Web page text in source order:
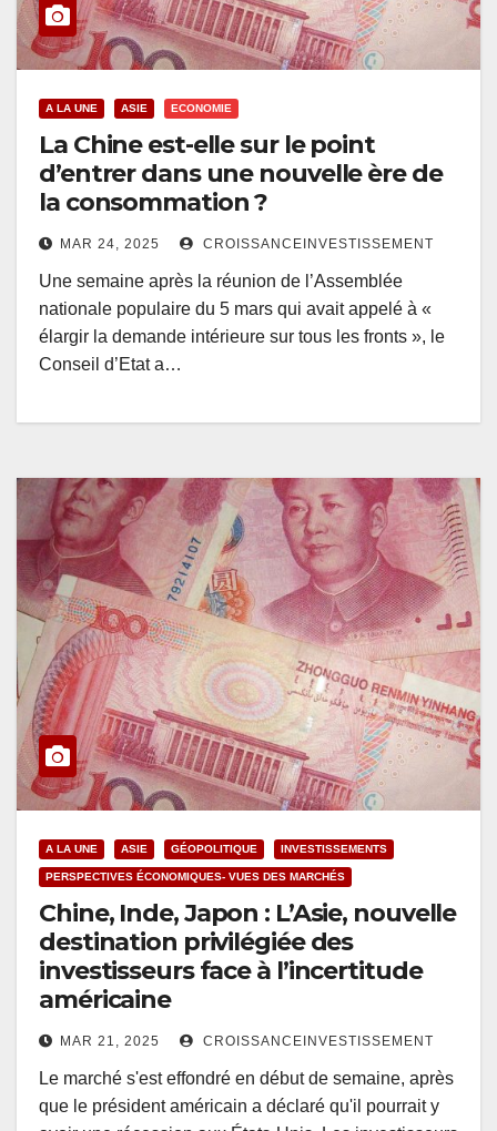
A LA UNE ASIE ECONOMIE
La Chine est-elle sur le point
d’entrer dans une nouvelle ère de
la consommation ?
MAR 24, 2025 CROISSANCEINVESTISSEMENT
Une semaine après la réunion de l’Assemblée
nationale populaire du 5 mars qui avait appelé à «
élargir la demande intérieure sur tous les fronts », le
Conseil d’Etat a…
A LA UNE ASIE GÉOPOLITIQUE INVESTISSEMENTS
PERSPECTIVES ÉCONOMIQUES- VUES DES MARCHÉS
Chine, Inde, Japon : L’Asie, nouvelle
destination privilégiée des
investisseurs face à l’incertitude
américaine
MAR 21, 2025 CROISSANCEINVESTISSEMENT
Le marché s'est effondré en début de semaine, après
que le président américain a déclaré qu'il pourrait y